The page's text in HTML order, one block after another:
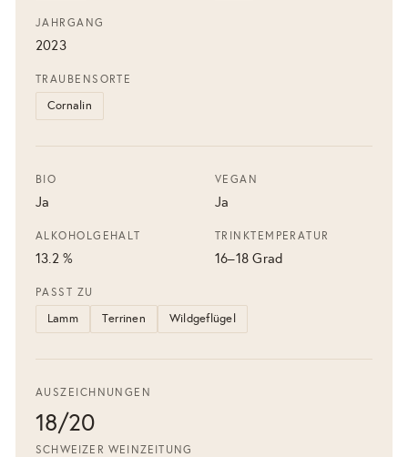
JAHRGANG
2023
TRAUBENSORTE
Cornalin
BIO
Ja
VEGAN
Ja
ALKOHOLGEHALT
13.2 %
TRINKTEMPERATUR
16–18 Grad
PASST ZU
Lamm Terrinen Wildgeflügel
AUSZEICHNUNGEN
18/20
SCHWEIZER WEINZEITUNG